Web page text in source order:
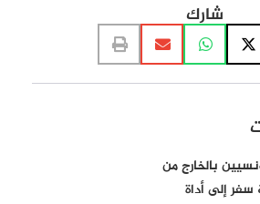
شارك
بالخارج من
إلى أداة